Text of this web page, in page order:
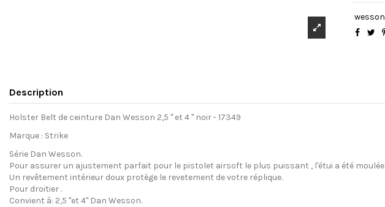
wesson
Description
Holster Belt de ceinture Dan Wesson 2,5 " et 4 " noir - 17349
Marque : Strike
Série Dan Wesson.
Pour assurer un ajustement parfait pour le pistolet airsoft le plus puissant , l'étui a été moulée
Un revêtement intérieur doux protège le revetement de votre réplique.
Pour droitier .
Convient à: 2,5 "et 4" Dan Wesson.